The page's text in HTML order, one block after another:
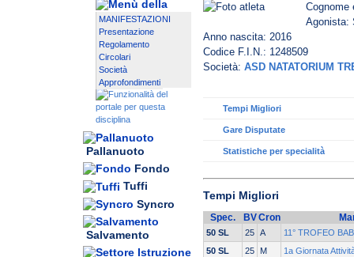
MANIFESTAZIONI
Presentazione
Regolamento
Circolari
Società
Approfondimenti
Pallanuoto
Fondo
Tuffi
Syncro
Salvamento
Agonista:
Anno nascita: 2016
Codice F.I.N.: 1248509
Società: ASD NATATORIUM
Tempi Migliori
Gare Disputate
Statistiche per specialità
Tempi Migliori
Spec. BVCron
50 SL 25 A
11° TROFEO
50 SL
25 M
1a Giornata